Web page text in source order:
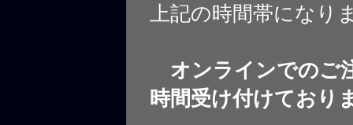
上記の時間帯になり
オンラインでのご
時間受け付けており